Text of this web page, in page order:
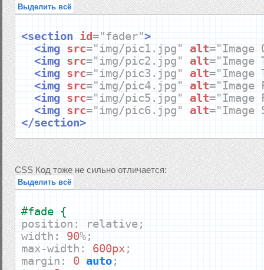
Выделить всё
<section id="fader">
<img src="img/pic1.jpg" alt="Image
<img src="img/pic2.jpg" alt="Image
<img src="img/pic3.jpg" alt="Image
<img src="img/pic4.jpg" alt="Image
<img src="img/pic5.jpg" alt="Image
<img src="img/pic6.jpg" alt="Image
</section>
<section id="fade">
<div>1</div>
<div>2</div>
<div>3 </div>
<div>
<div>6:D
</div>
</section>
CSS Код тоже не сильно отличается:
Выделить всё
#fade {
position : relative;
width : 90%;
max-width : 600px ;
margin : 0 auto;